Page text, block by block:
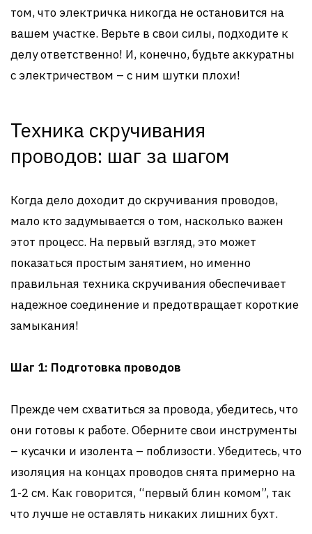
том, что электричка никогда не остановится на
вашем участке. Верьте в свои силы, подходите к
делу ответственно! И, конечно, будьте аккуратны
с электричеством – с ним шутки плохи!
Техника скручивания
проводов: шаг за шагом
Когда дело доходит до скручивания проводов,
мало кто задумывается о том, насколько важен
этот процесс. На первый взгляд, это может
показаться простым занятием, но именно
правильная техника скручивания обеспечивает
надежное соединение и предотвращает короткие
замыкания!
Шаг 1: Подготовка проводов
Прежде чем схватиться за провода, убедитесь, что
они готовы к работе. Оберните свои инструменты
– кусачки и изолента – поблизости. Убедитесь, что
изоляция на концах проводов снята примерно на
1-2 см. Как говорится, “первый блин комом”, так
что лучше не оставлять никаких лишних бухт.